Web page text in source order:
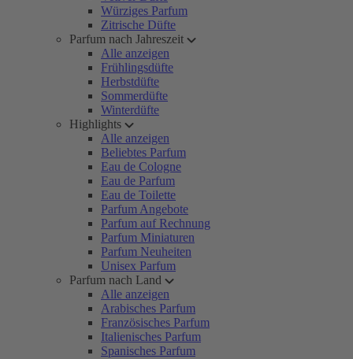
Würziges Parfum
Zitrische Düfte
Parfum nach Jahreszeit
Alle anzeigen
Frühlingsdüfte
Herbstdüfte
Sommerdüfte
Winterdüfte
Highlights
Alle anzeigen
Beliebtes Parfum
Eau de Cologne
Eau de Parfum
Eau de Toilette
Parfum Angebote
Parfum auf Rechnung
Parfum Miniaturen
Parfum Neuheiten
Unisex Parfum
Parfum nach Land
Alle anzeigen
Arabisches Parfum
Französisches Parfum
Italienisches Parfum
Spanisches Parfum